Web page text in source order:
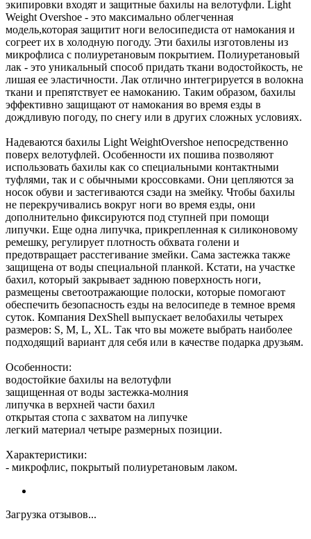
экипировки входят и защитные бахилы на велотуфли. Light
Weight Overshoe - это максимально облегченная
модель,которая защитит ноги велосипедиста от намокания и
согреет их в холодную погоду. Эти бахилы изготовлены из
микрофлиса с полиуретановым покрытием. Полиуретановый
лак - это уникальный способ придать ткани водостойкость, не
лишая ее эластичности. Лак отлично интегрируется в волокна
ткани и препятствует ее намоканию. Таким образом, бахилы
эффективно защищают от намокания во время езды в
дождливую погоду, по снегу или в других сложных условиях.
Надеваются бахилы Light WeightOvershoe непосредственно
поверх велотуфлей. Особенности их пошива позволяют
использовать бахилы как со специальными контактными
туфлями, так и с обычными кроссовками. Они цепляются за
носок обуви и застегиваются сзади на змейку. Чтобы бахилы
не перекручивались вокруг ноги во время езды, они
дополнительно фиксируются под ступней при помощи
липучки. Еще одна липучка, прикрепленная к силиконовому
ремешку, регулирует плотность обхвата голени и
предотвращает расстегивание змейки. Сама застежка также
защищена от воды специальной планкой. Кстати, на участке
бахил, который закрывает заднюю поверхность ноги,
размещены светоотражающие полоски, которые помогают
обеспечить безопасность езды на велосипеде в темное время
суток. Компания DexShell выпускает велобахилы четырех
размеров: S, M, L, XL. Так что вы можете выбрать наиболее
подходящий вариант для себя или в качестве подарка друзьям.
Особенности:
водостойкие бахилы на велотуфли
защищенная от воды застежка-молния
липучка в верхней части бахил
открытая стопа с захватом на липучке
легкий материал четыре размерных позиции.
Характеристики:
- микрофлис, покрытый полиуретановым лаком.
Загрузка отзывов...